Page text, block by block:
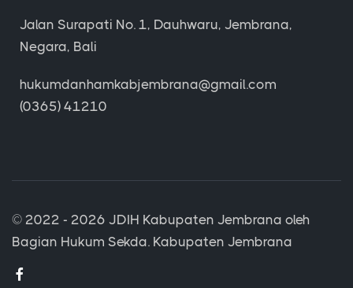
Jalan Surapati No. 1, Dauhwaru, Jembrana,
Negara, Bali
hukumdanhamkabjembrana@gmail.com
(0365) 41210
© 2022 - 2026 JDIH Kabupaten Jembrana oleh
Bagian Hukum Sekda. Kabupaten Jembrana